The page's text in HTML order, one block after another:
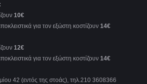
10€
για τον εξώστη κοστίζουν 14€
12€
για τον εξώστη κοστίζουν 14€
42 (εντός της στοάς), τηλ.210 3608366